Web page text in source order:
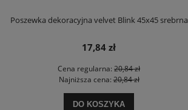
Poszewka dekoracyjna velvet Blink 45x45 srebrna
17,84 zł
Cena regularna: 20,84 zł
Najniższa cena:20,84 zł
DO KOSZYKA